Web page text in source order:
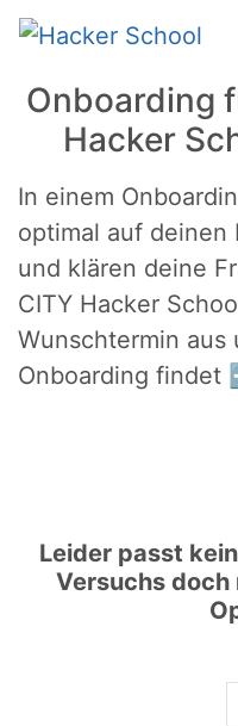
Zum Inhalt springen
Onboarding
Hacker
In einem
optimal auf deinen
und klären deine
CITY Hacker
Wunschtermin aus
Onboarding findet
Leider passt
Versuchs doch